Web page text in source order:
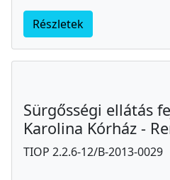
Részletek
Sürgősségi ellátás
Karolina Kórház -
TIOP 2.2.6-12/B-2013-0029